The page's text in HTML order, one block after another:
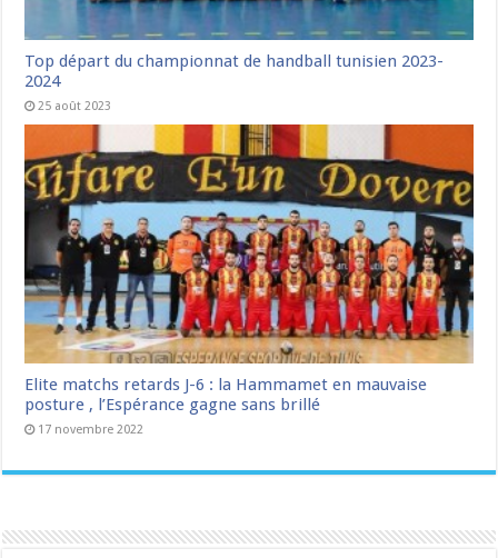
Top départ du championnat de handball tunisien 2023-
2024
25 août 2023
Elite matchs retards J-6 : la Hammamet en mauvaise
posture , l’Espérance gagne sans brillé
17 novembre 2022